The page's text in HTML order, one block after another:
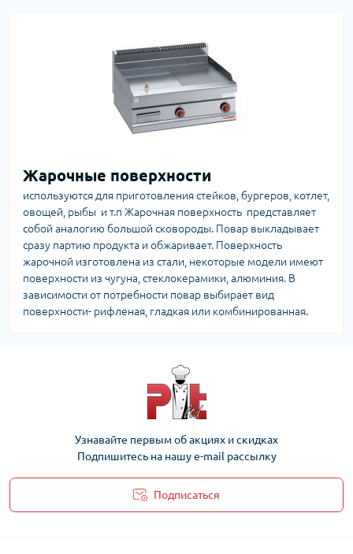
Жарочные поверхности
используются для приготовления стейков, бургеров, котлет,
овощей, рыбы и т.п Жарочная поверхность представляет
собой аналогию большой сковороды. Повар выкладывает
сразу партию продукта и обжаривает. Поверхность
жарочной изготовлена из стали, некоторые модели имеют
поверхности из чугуна, стеклокерамики, алюминия. В
зависимости от потребности повар выбирает вид
поверхности- рифленая, гладкая или комбинированная.
Узнавайте первым об акциях и скидках
Подпишитесь на нашу e-mail рассылку
Подписаться